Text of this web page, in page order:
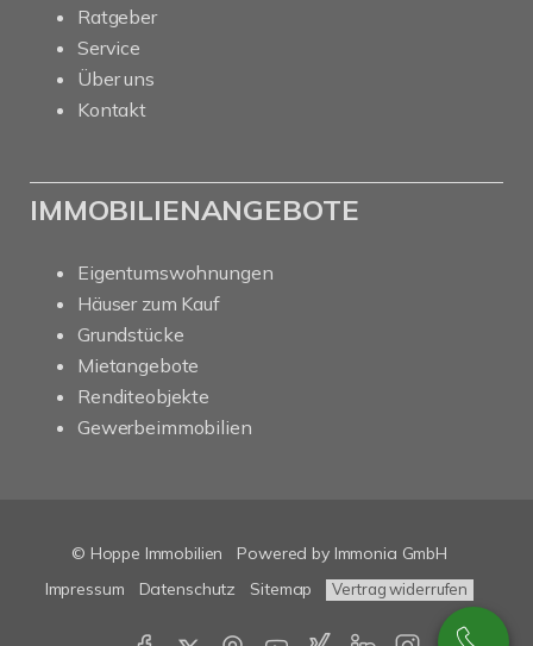
Ratgeber
Service
Über uns
Kontakt
IMMOBILIENANGEBOTE
Eigentumswohnungen
Häuser zum Kauf
Grundstücke
Mietangebote
Renditeobjekte
Gewerbeimmobilien
© Hoppe Immobilien
Powered by Immonia GmbH
Impressum
Datenschutz Sitemap Vertrag widerrufen